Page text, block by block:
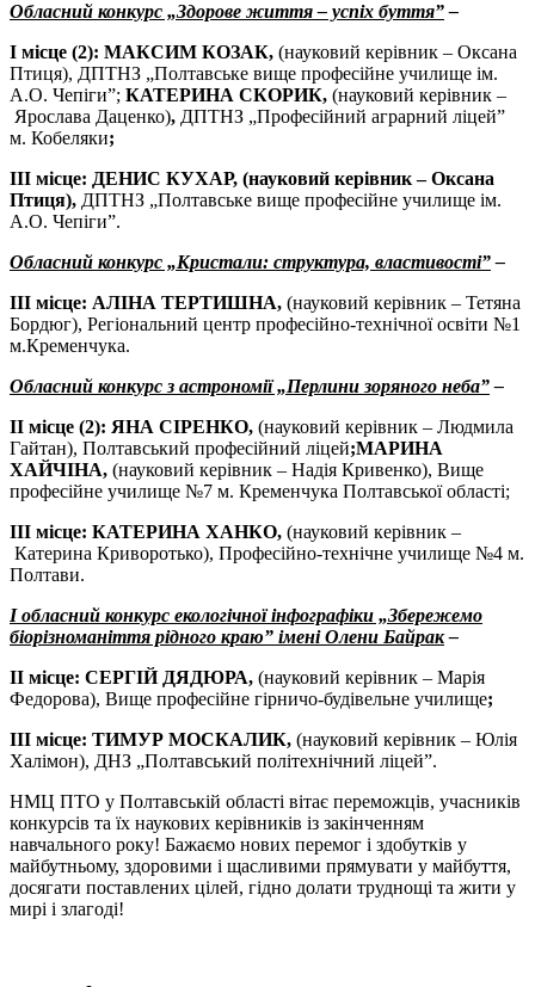
Обласний конкурс „Здорове життя – успіх буття”–
І місце (2): МАКСИМ КОЗАК, (науковий керівник – Оксана
Птиця), ДПТНЗ „Полтавське вище професійне училище ім.
А.О. Чепіги”; КАТЕРИНА СКОРИК, (науковий керівник –
Ярослава Даценко), ДПТНЗ „Професійний аграрний ліцей”
м. Кобеляки;
ІІІ місце: ДЕНИС КУХАР, (науковий керівник – Оксана
Птиця), ДПТНЗ „Полтавське вище професійне училище ім.
А.О. Чепіги”.
Обласний конкурс „Кристали: структура, властивості”–
ІІІ місце: АЛІНА ТЕРТИШНА, (науковий керівник – Тетяна
Бордюг), Регіональний центр професійно-технічної освіти №1
м.Кременчука.
Обласний конкурс з астрономії „Перлини зоряного неба”–
ІІ місце (2): ЯНА СІРЕНКО, (науковий керівник – Людмила
Гайтан), Полтавський професійний ліцей;МАРИНА
ХАЙЧІНА, (науковий керівник – Надія Кривенко), Вище
професійне училище №7 м. Кременчука Полтавської області;
ІІІ місце: КАТЕРИНА ХАНКО, (науковий керівник –
Катерина Криворотько), Професійно-технічне училище №4 м.
Полтави.
І обласний конкурс екологічної інфографіки „Збережемо
біорізноманіття рідного краю” імені Олени Байрак–
ІІ місце: СЕРГІЙ ДЯДЮРА, (науковий керівник – Марія
Федорова), Вище професійне гірничо-будівельне училище;
ІІІ місце: ТИМУР МОСКАЛИК, (науковий керівник – Юлія
Халімон), ДНЗ „Полтавський політехнічний ліцей”.
НМЦ ПТО у Полтавській області вітає переможців, учасників
конкурсів та їх наукових керівників із закінченням
навчального року! Бажаємо нових перемог і здобутків у
майбутньому, здоровими і щасливими прямувати у майбуття,
досягати поставлених цілей, гідно долати труднощі та жити у
мирі і злагоді!